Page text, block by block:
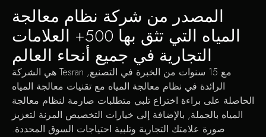
المصدر من شركة نظام معالجة
المياه التي تثق بها 500+ العلامات
التجارية في جميع أنحاء العالم
مع 15 سنوات من الخبرة في التصنيع, Tesran هي الشركة
الرائدة في نظام معالجة المياه مع تقنيات معالجة المياه
الحاصلة على براءة اختراع تلبي متطلبات صارمة لنظام معالجة
المياه بالجملة, بالإضافة إلى خيارات التخصيص المرنة لتعزيز
صورة علامتك التجارية وتلبية احتياجات السوق المحددة.